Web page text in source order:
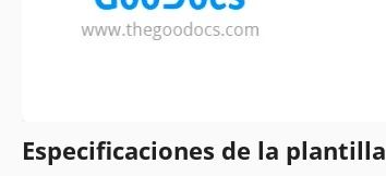
Especificaciones de la plantilla